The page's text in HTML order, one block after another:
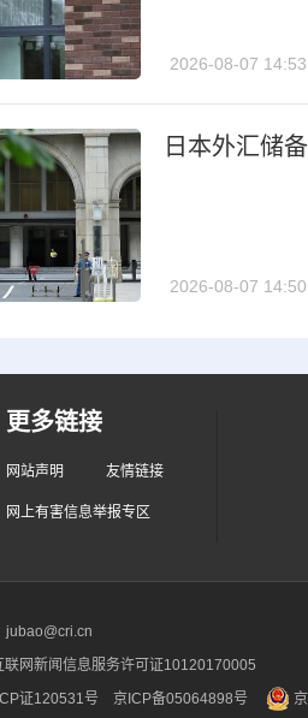
2026-08-07 14:53
日本外汇储
2026-08-07 14:50
更多链接
网站声明 友情链接
网上有害信息举报专区
jubao@cri.cn
网新闻信息服务许可证10120170005
证120531号 京ICP备05064898号